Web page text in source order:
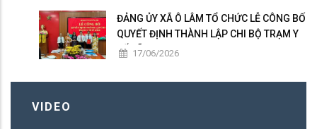
ĐẢNG ỦY XÃ Ô LÂM TỔ CHỨC LỄ CÔNG BỐ
QUYẾT ĐỊNH THÀNH LẬP CHI BỘ TRẠM Y
TẾ XÃ17/06/2026
VIDEO